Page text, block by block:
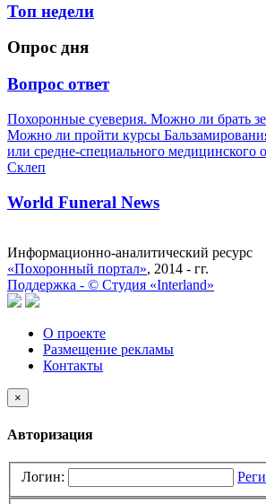
Топ недели
Опрос дня
Вопрос ответ
Похоронные суеверия. Можно ли брать
Можно ли пройти курсы
или средне-специального медицинского
Склеп
World Funeral News
Информационно-аналитический ресурс
«Похоронный портал», 2014 - гг.
Поддержка - © Cтудия «Interland»
О проекте
Размещение рекламы
Контакты
×
Авторизация
Логин: